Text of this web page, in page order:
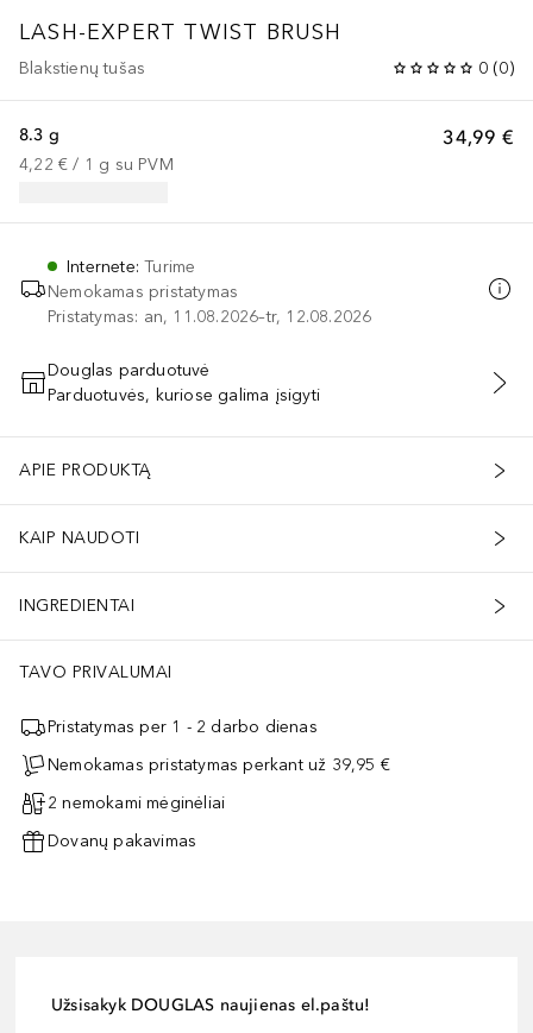
LASH-EXPERT TWIST BRUSH
Blakstienų tušas 0 (0)
34,99 €
8.3 g
4,22 € / 1 g su PVM
Internete:Turime
Nemokamas pristatymas
Pristatymas: an, 11.08.2026–tr, 12.08.2026
PRIDĖTI Į KREPŠELĮ
Douglas parduotuvė
Parduotuvės, kuriose galima įsigyti
APIE PRODUKTĄ
KAIP NAUDOTI
INGREDIENTAI
TAVO PRIVALUMAI
Pristatymas per 1 - 2 darbo dienas
Nemokamas pristatymas perkant už 39,95 €
2 nemokami mėginėliai
Dovanų pakavimas
Užsisakyk DOUGLAS naujienas el.paštu!